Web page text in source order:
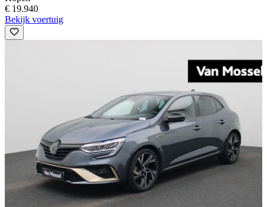
€ 19.940
Bekijk voertuig